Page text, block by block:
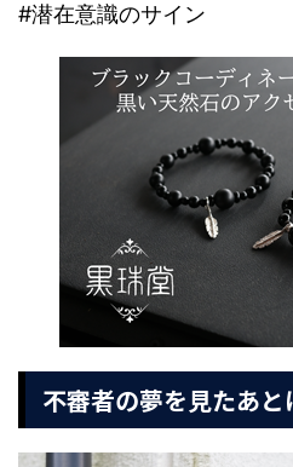
#潜在意識のサイン
不審者の夢を見たあ